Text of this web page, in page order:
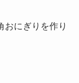
にぎりを作り